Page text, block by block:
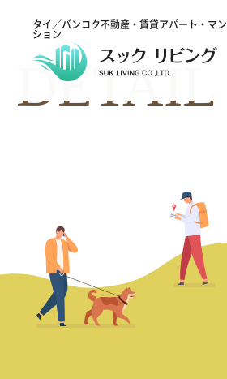
タイ／バンコク不動産・賃貸アパート・マン
ション
DETAIL